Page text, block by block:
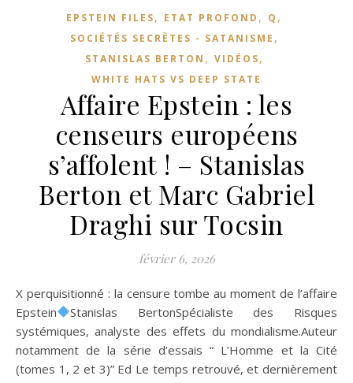
EPSTEIN FILES, ETAT PROFOND , Q ,
SOCIÉTÉS SECRÈTES - SATANISME ,
STANISLAS BERTON , VIDÉOS,
WHITE HATS VS DEEP STATE
Affaire Epstein : les
censeurs européens
s’affolent ! – Stanislas
Berton et Marc Gabriel
Draghi sur Tocsin
février 6, 2026
X perquisitionné : la censure tombe au moment de l’affaire
Epstein
Stanislas BertonSpécialiste des Risques
systémiques, analyste des effets du mondialisme.Auteur
notamment de la série d’essais “ L’Homme et la Cité
(tomes 1, 2 et 3)” Ed Le temps retrouvé, et dernièrement